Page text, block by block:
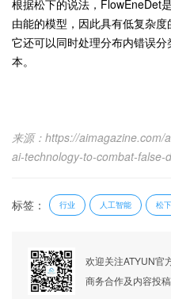
根据松下的说法，FlowEneDet
由能的模型，因此具有低复杂度
它还可以同时处理分布内错误
本。
来源：https://
ai-technology-to-combat-false-
标签： 行业 人工智能 松下
欢迎关注ATYUN官
商务合作及内容投